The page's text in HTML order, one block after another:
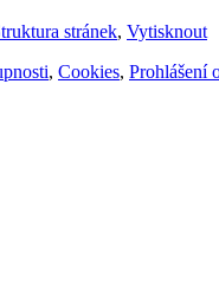
stránek, Vytisknout
, Cookies, Prohlášení